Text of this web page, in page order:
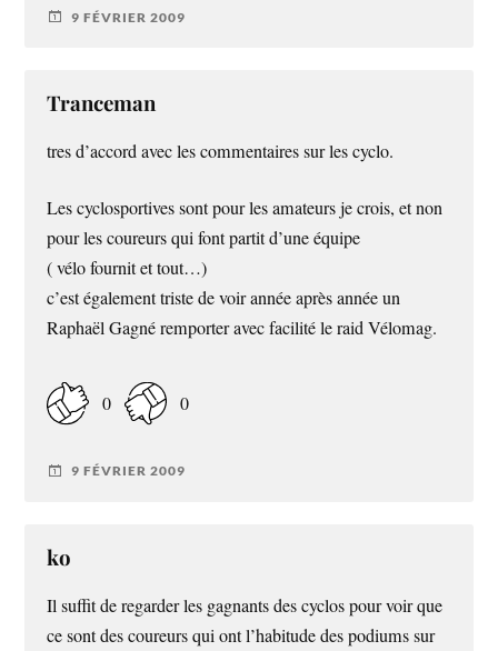
9 FÉVRIER 2009
Tranceman
tres d’accord avec les commentaires sur les cyclo.
Les cyclosportives sont pour les amateurs je crois, et non
pour les coureurs qui font partit d’une équipe
( vélo fournit et tout…)
c’est également triste de voir année après année un
Raphaël Gagné remporter avec facilité le raid Vélomag.
0 0
9 FÉVRIER 2009
ko
Il suffit de regarder les gagnants des cyclos pour voir que
ce sont des coureurs qui ont l’habitude des podiums sur